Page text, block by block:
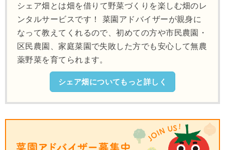
シェア畑とは畑を借りて野菜づくりを楽しむ畑のレ
ンタルサービスです！ 菜園アドバイザーが親身に
なって教えてくれるので、初めての方や市民農園・
区民農園、家庭菜園で失敗した方でも安心して無農
薬野菜を育てられます。
シェア畑についてもっと詳しく